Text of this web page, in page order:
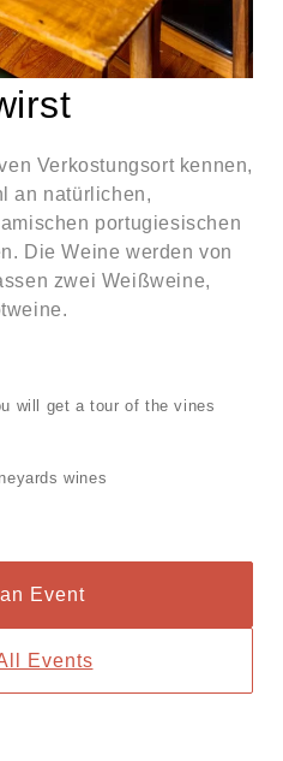
Verkostungsort kennen,
an natürlichen,
portugiesischen
Die Weine werden von
zwei Weißweine,
will get a tour of the vines
wines
Event
Events